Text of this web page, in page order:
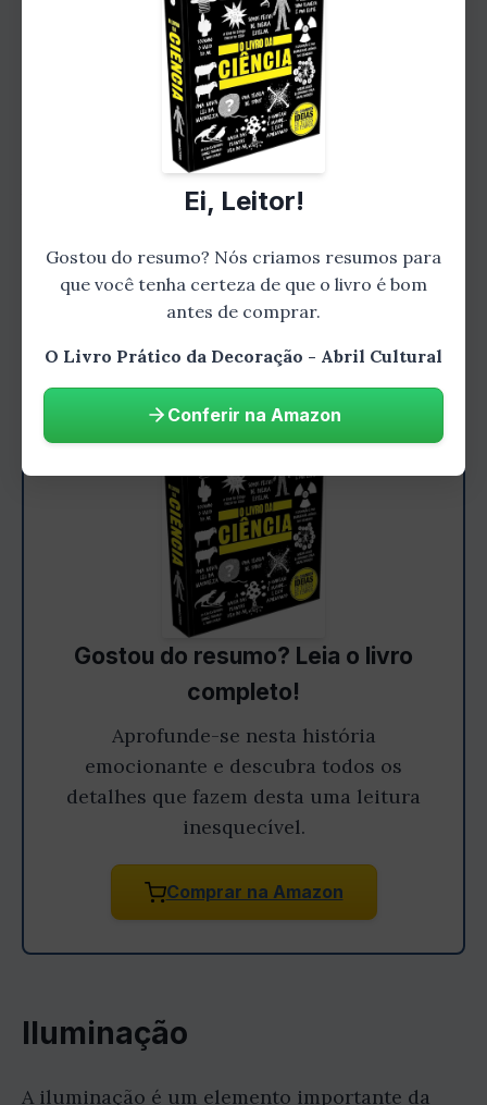
proporcionais ao tamanho do ambiente e que
combinem com o estilo de decoração que você
Disposição dos acessórios
A disposição dos acessórios é importante para
criar um espaço visualmente agradável.
Certifique-se de que os acessórios estejam
dispostos de forma equilibrada e que não
sobrecarreguem o ambiente.
Gostou do resumo? Leia o livro
completo!
Aprofunde-se nesta história
emocionante e descubra todos os
detalhes que fazem desta uma leitura
inesquecível.
Comprar na Amazon
Iluminação
A iluminação é um elemento importante da
Ei, Leitor!
Gostou do resumo? Nós criamos resumos para
que você tenha certeza de que o livro é bom
antes de comprar.
O Livro Prático da Decoração - Abril Cultural
Conferir na Amazon